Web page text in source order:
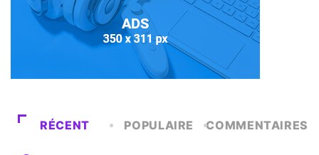
RÉCENT POPULAIRE COMMENTAIRES